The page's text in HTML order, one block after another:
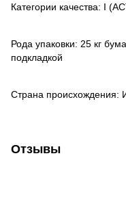
Категории качества: I
Рода упаковки: 25 кг
подкладкой
Страна происхождения:
Отзывы